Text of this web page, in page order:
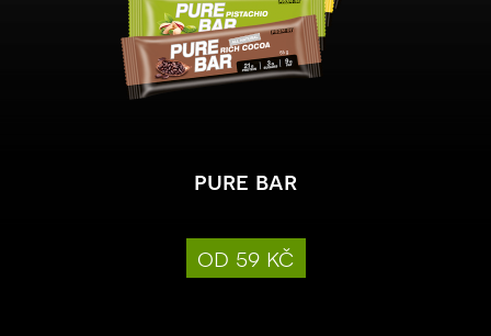
pure bar
od 59 kč